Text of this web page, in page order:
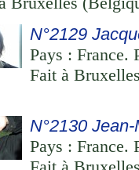
N°2129
Pays : France.
Fait à
N°2130
Pays : France.